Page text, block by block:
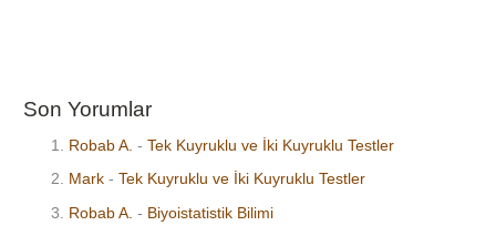
Son Yorumlar
Robab A. -Tek Kuyruklu ve İki Kuyruklu Testler
Mark -Tek Kuyruklu ve İki Kuyruklu Testler
Robab A. - Biyoistatistik Bilimi